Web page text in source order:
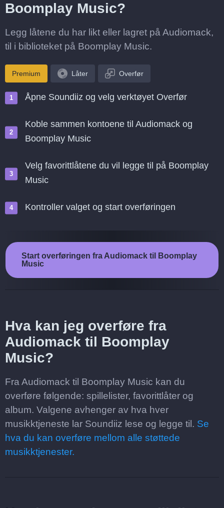
Boomplay Music?
Legg låtene du har likt eller lagret på Audiomack,
til i biblioteket på Boomplay Music.
Premium Låter Overfør
Åpne Soundiiz og velg verktøyet Overfør
Koble sammen kontoene til Audiomack og
Boomplay Music
Velg favorittlåtene du vil legge til på Boomplay
Music
Kontroller valget og start overføringen
Start overføringen fra Audiomack til Boomplay
Music
Hva kan jeg overføre fra
Audiomack til Boomplay
Music?
Fra Audiomack til Boomplay Music kan du
overføre følgende: spillelister, favorittlåter og
album. Valgene avhenger av hva hver
musikktjeneste lar Soundiiz lese og legge til. Se
hva du kan overføre mellom alle støttede
musikktjenester.